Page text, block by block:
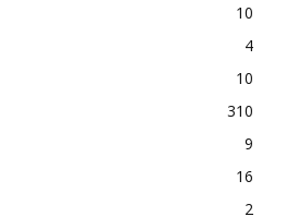
10
4
10
310
9
16
2